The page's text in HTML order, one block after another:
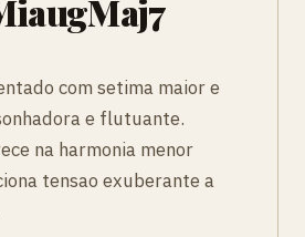
com setima maior e
e flutuante.
na harmonia menor
tensao exuberante a